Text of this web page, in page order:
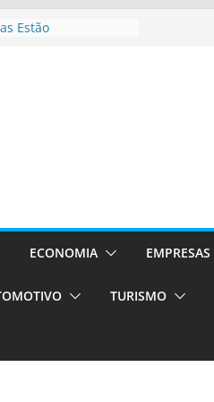
Estão
em Porto
de transfer,
de alto padrão
bolsas –
para o segundo
únicas e
de volta!
ECONOMIA EMPRESAS
TURISMO